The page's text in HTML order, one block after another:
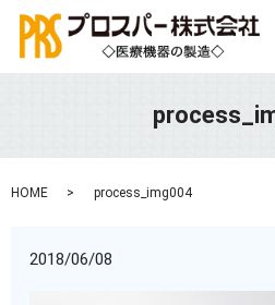
HOME process_img004
2018/06/08